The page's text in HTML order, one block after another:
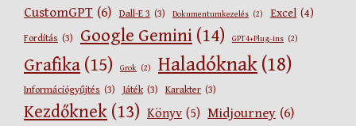
CustomGPT (6) Dall-E 3 (3) Dokumentumkezelés (2) Excel (4)
Fordítás (3) Google Gemini (14) GPT4+Plug-ins (2)
Grafika (15) Grok (2) Haladóknak (18)
Információgyűjtés (3) Játék (3) Karakter (3)
Kezdőknek (13) Könyv (5) Midjourney (6)